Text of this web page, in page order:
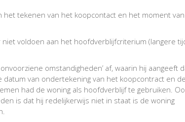
tekenen van het koopcontact en het moment van
voldoen aan het hoofdverblijfcriterium (langere
omstandigheden’ af, waarin hij aangeeft
van ondertekening van het koopcontract en de
had de woning als hoofdverblijf te gebruiken.
is dat hij redelijkerwijs niet in staat is de woning